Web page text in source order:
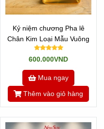
Kỷ niệm chương Pha lê
Chân Kim Loại Mẫu Vuông
600.000VND
Mua ngay
Thêm vào giỏ hàng